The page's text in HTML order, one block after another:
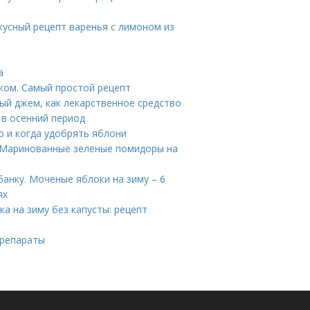
рецепт варенья с лимоном из
Самый простой рецепт
джем, как лекарственное средство
осенний период
когда удобрять яблони
зеленые помидоры на
Моченые яблоки на зиму – 6
на зиму без капусты: рецепт